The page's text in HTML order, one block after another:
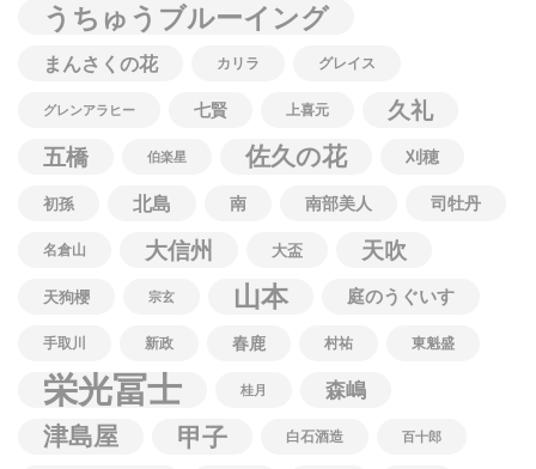
うちゅうブルーイング
まんさくの花 カリラ グレイス
グレンアラヒー 七賢 上喜元
久礼
五橋
伯楽星 佐久の花 刈穂
初孫 北島 南 南部美人 司牡丹
名倉山 大信州 大盃 天吹
天狗櫻 宗玄 山本 庭のうぐいす
手取川 新政 春鹿 村祐 東魁盛
栄光冨士 桂月 森嶋
津島屋 甲子 白石酒造 百十郎